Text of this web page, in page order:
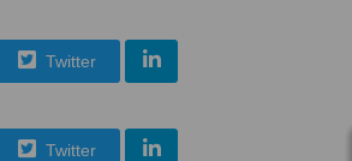
Twitter
Twitter